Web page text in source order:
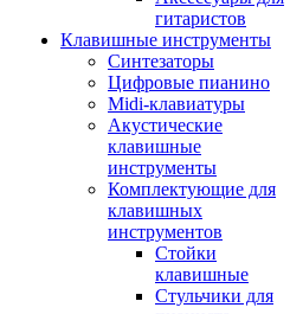
гитаристов
Клавишные инструменты
Синтезаторы
Цифровые пианино
Midi-клавиатуры
Акустические
клавишные
инструменты
Комплектующие для
клавишных
инструментов
Стойки
клавишные
Стульчики для